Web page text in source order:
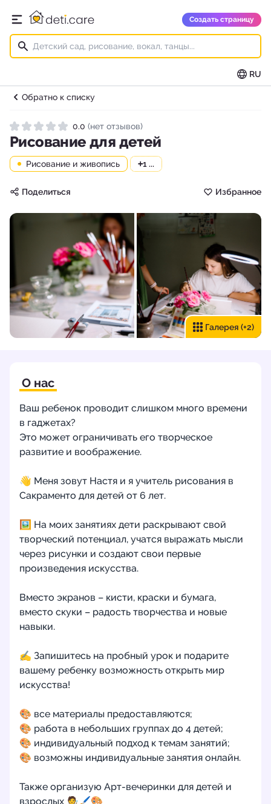
Открыть главное меню
deti.care Создать страницу
RU
Обратно к списку
Рейтинг 0.0 из 5
0.0 (нет отзывов)
Рисование для детей
Рисование и живопись +1 ...
Поделиться Избранное
Галерея (+2)
О нас
Ваш ребенок проводит слишком много времени
в гаджетах?
Это может ограничивать его творческое
развитие и воображение.
👋 Меня зовут Настя и я учитель рисования в
Сакраменто для детей от 6 лет.
🖼️ На моих занятиях дети раскрывают свой
творческий потенциал, учатся выражать мысли
через рисунки и создают свои первые
произведения искусства.
Вместо экранов – кисти, краски и бумага,
вместо скуки – радость творчества и новые
навыки.
✍️ Запишитесь на пробный урок и подарите
вашему ребенку возможность открыть мир
искусства!
🎨 все материалы предоставляются;
🎨 работа в небольших группах до 4 детей;
🎨 индивидуальный подход к темам занятий;
🎨 возможны индивидуальные занятия онлайн.
Также организую Арт-вечеринки для детей и
взрослых 🧑‍🎨🖌️🎨